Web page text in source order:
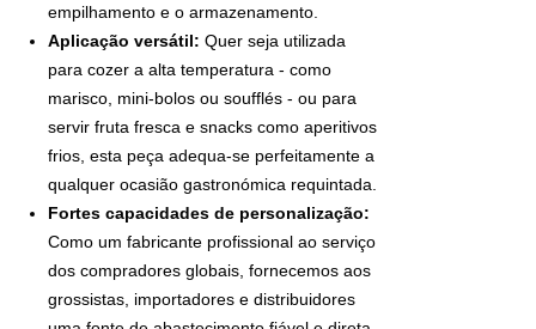
empilhamento e o armazenamento.
Aplicação versátil: Quer seja utilizada
para cozer a alta temperatura - como
marisco, mini-bolos ou soufflés - ou para
servir fruta fresca e snacks como aperitivos
frios, esta peça adequa-se perfeitamente a
qualquer ocasião gastronómica requintada.
Fortes capacidades de personalização:
Como um fabricante profissional ao serviço
dos compradores globais, fornecemos aos
grossistas, importadores e distribuidores